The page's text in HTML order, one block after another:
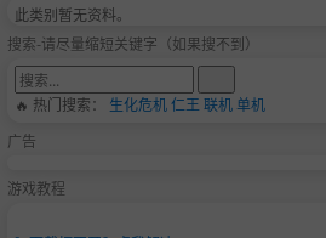
此类别暂无资料。
搜索-请尽量缩短关键字（如果搜不到）
🔥 热门搜索： 生化危机仁王 联机单机
广告
游戏教程